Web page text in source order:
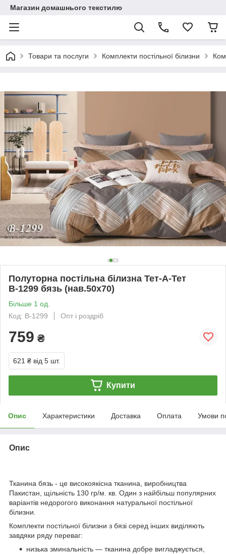
Магазин домашнього текстилю
Товари та послуги Комплекти постільної білизни
Полуторна постільна білизна Тет-А-Тет
В-1299 бязь (нав.50х70)
Більше 1 од.
Код: В-1299
Опт і роздріб
759 ₴
621 ₴ від 5 шт.
Купити
Опис Характеристики Доставка Оплата Умови
Опис
Тканина бязь - це високоякісна тканина, виробництва
Пакистан, щільність 130 гр/м. кв. Один з найбільш популярних
варіантів недорогого виконання натуральної постільної
білизни.
Комплекти постільної білизни з бязі серед інших виділяють
завдяки ряду переваг:
низька зминальність — тканина добре вигладжується,